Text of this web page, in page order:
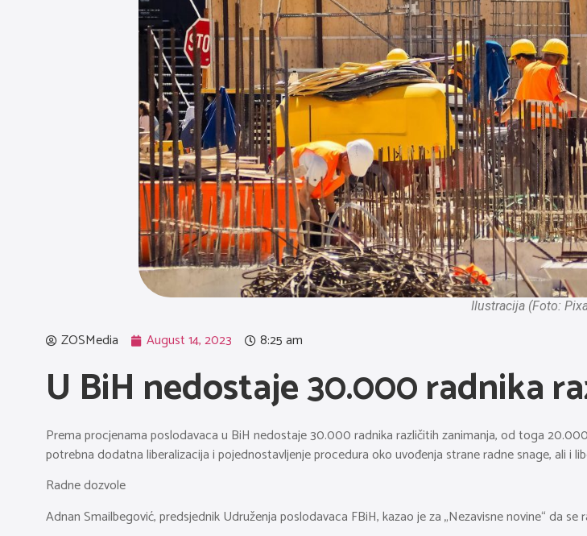
Ilustracija (Foto:
ZOSMedia August 14, 2023 8:25 am
U BiH nedostaje 30.000 radnika
Prema procjenama poslodavaca u BiH nedostaje 30.000 radnika različitih zanimanja, od toga
potrebna dodatna liberalizacija i pojednostavljenje procedura oko uvođenja strane radne snage, ali i
Radne dozvole
Adnan Smailbegović, predsjednik Udruženja poslodavaca FBiH, kazao je za „Nezavisne novine“ da